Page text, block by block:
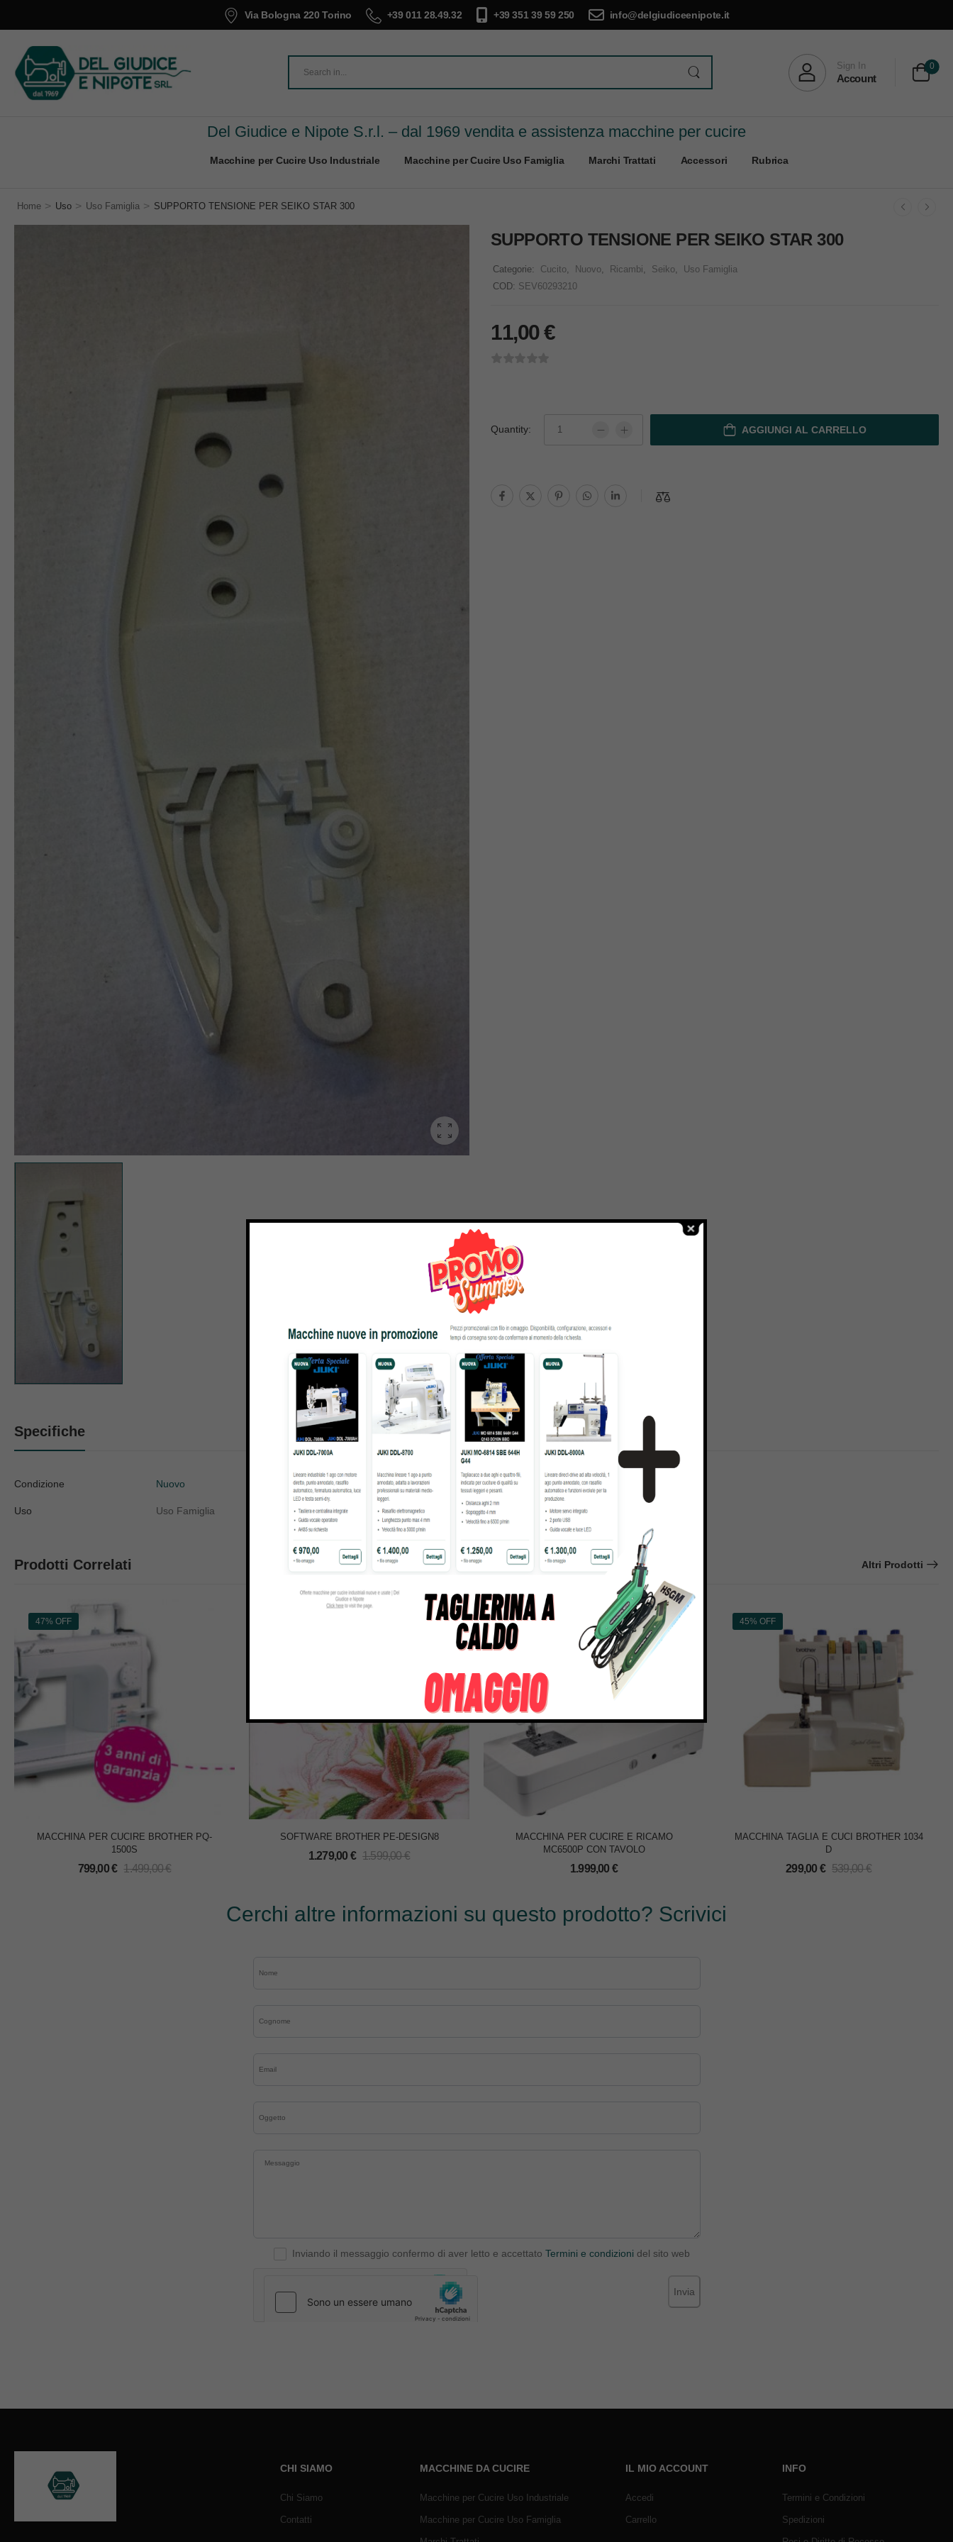
Via Bologna 220 Torino +39 011 28.49.32 +39 351 39 59 250 info@delgiudiceenipote.it
Sign In
Account
0
Del Giudice e Nipote S.r.l. – dal 1969 vendita e assistenza macchine per cucire
Macchine per Cucire Uso Industriale Macchine per Cucire Uso Famiglia Marchi Trattati Accessori Rubrica
Home > Uso > Uso Famiglia > SUPPORTO TENSIONE PER SEIKO STAR 300
SUPPORTO TENSIONE PER SEIKO STAR 300
Categorie: Cucito Nuovo Ricambi Seiko
Uso Famiglia
COD: SEV60293210
11,00€
Quantity: AGGIUNGI AL CARRELLO
Specifiche
Condizione Nuovo
Uso Uso Famiglia
Prodotti Correlati Altri Prodotti
47% OFF
MACCHINA PER CUCIRE BROTHER PQ-
1500S
799,00€ 1.499,00€
SOFTWARE BROTHER PE-DESIGN8
1.279,00 € 1.599,00€
MACCHINA PER CUCIRE E RICAMO
MC6500P CON TAVOLO
1.999,00 €
45% OFF
MACCHINA TAGLIA E CUCI BROTHER 1034
D
299,00 € 539,00€
Cerchi altre informazioni su questo prodotto? Scrivici
Inviando il messaggio confermo di aver letto e accettato Termini e condizioni del sito web
Invia
CHI SIAMO
Chi Siamo
Contatti
MACCHINE DA CUCIRE
Macchine per Cucire Uso Industriale
Macchine per Cucire Uso Famiglia
IL MIO ACCOUNT
Accedi
Carrello
INFO
Termini e Condizioni
Spedizioni